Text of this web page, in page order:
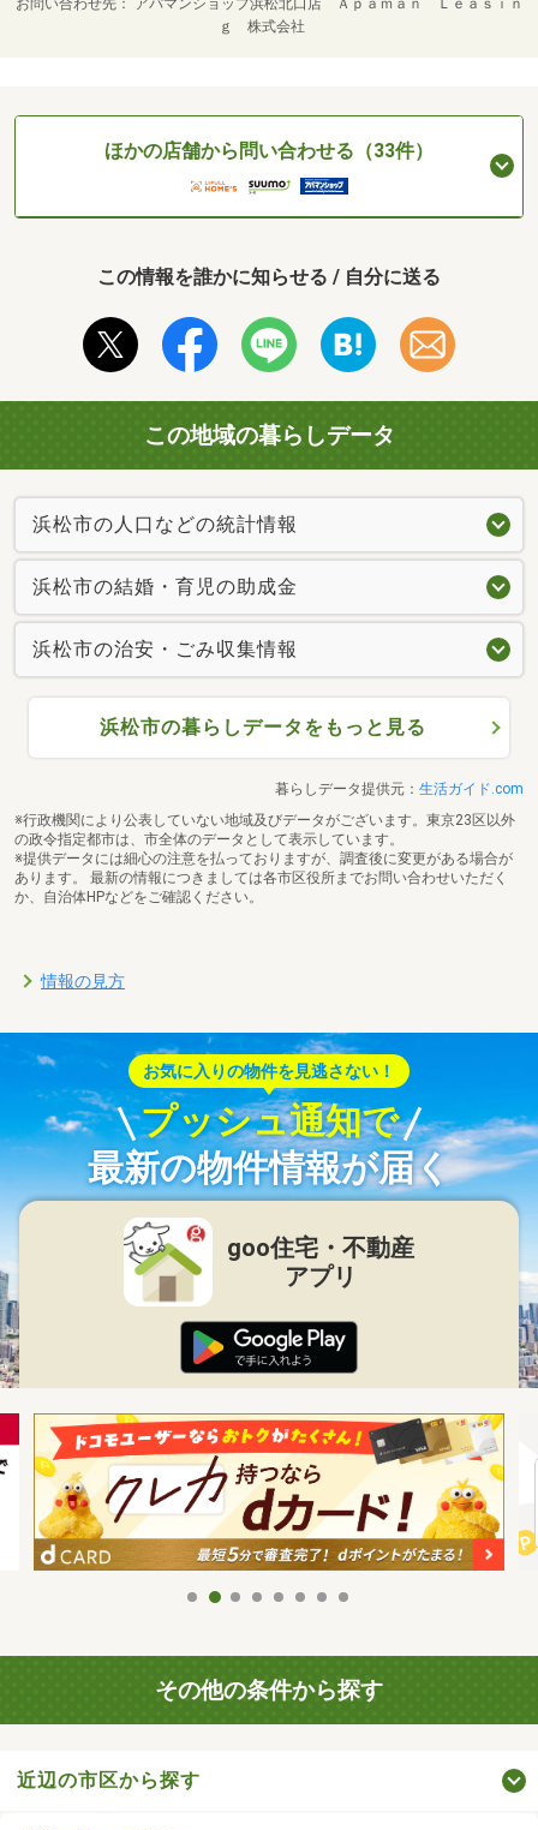
お問い合わせ先
アパマンショップ浜松北口店 Ａｐａｍａｎ Ｌｅａｓｉｎ
ｇ 株式会社
ほかの店舗から問い合わせる（33件）
この情報を誰かに知らせる / 自分に送る
この地域の暮らしデータ
浜松市の人口などの統計情報
浜松市の結婚・育児の助成金
浜松市の治安・ごみ収集情報
浜松市の暮らしデータをもっと見る
暮らしデータ提供元： 生活ガイド.com
※行政機関により公表していない地域及びデータがございます。東京23区以外
の政令指定都市は、市全体のデータとして表示しています。
※提供データには細心の注意を払っておりますが、調査後に変更がある場合が
あります。 最新の情報につきましては各市区役所までお問い合わせいただく
か、自治体HPなどをご確認ください。
情報の見方
お気に入りの物件を見逃さない！
プッシュ通知で
最新の物件情報が届く
goo住宅・不動産
アプリ
その他の条件から探す
近辺の市区から探す